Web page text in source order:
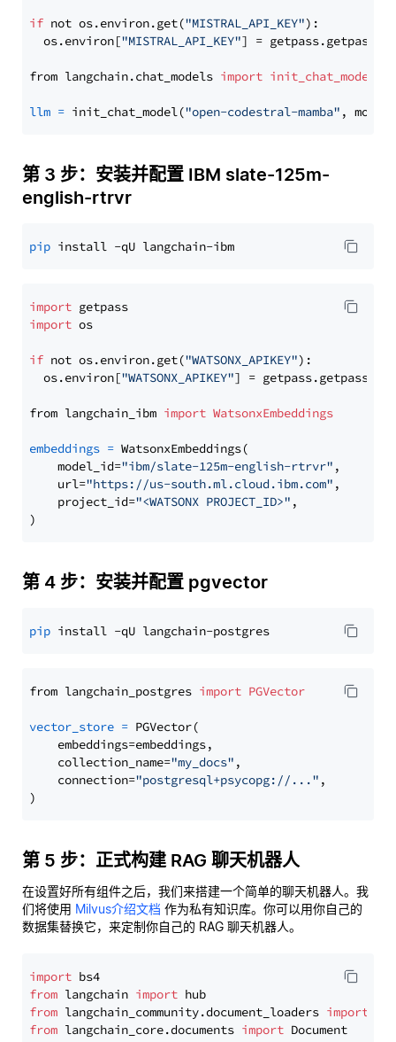
if not os.environ.get("MISTRAL_API_KEY"):
  os.environ[
"MISTRAL_API_KEY"] = getpass.getpass(
from langchain.chat_models import init_chat_model
llm = init_chat_model("open-codestral-mamba" ,
第 3 步：安装并配置 IBM slate-125m-
english-rtrvr
pip
import
import os
if not os.environ.get("WATSONX_APIKEY"):
  os.environ[
"WATSONX_APIKEY"] = getpass.getpass(
from langchain_ibm import WatsonxEmbeddings
embeddings = WatsonxEmbeddings(
    model_id=
"ibm/slate-125m-english-rtrvr" ,
    url=
"https://us-south.ml.cloud.ibm.com" ,
    project_id=
"<WATSONX PROJECT_ID>" ,
第 4 步：安装并配置 pgvector
pip
from langchain_postgres import PGVector
vector_store = PGVector(
    embeddings=embeddings,
    collection_name=
"my_docs" ,
    connection=
"postgresql+psycopg://..." ,
第 5 步：正式构建 RAG 聊天机器人
在设置好所有组件之后，我们来搭建一个简单的聊天机器人。我
们将使用 Milvus介绍文档 作为私有知识库。你可以用你自己的
数据集替换它，来定制你自己的 RAG 聊天机器人。
import
from langchain import
from langchain_community.document_loaders import
from langchain_core.documents import